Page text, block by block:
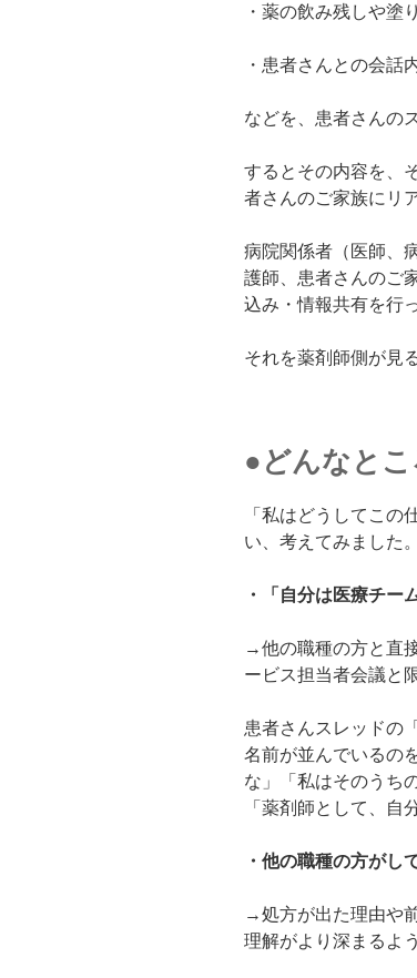
・薬の飲み残しや塗
・患者さんとの会話
などを、患者さんの
するとその内容を、
者さんのご家族にリ
病院関係者（医師、
護師、患者さんのご
込み・情報共有を行
それを薬剤師側が見
●どんなと
「私はどうしてこの
い、考えてみました。
・「自分は医療チー
→他の職種の方と直
ービス担当者会議と
患者さんスレッドの
名前が並んでいるの
な」「私はそのうち
「薬剤師として、自
・他の職種の方がし
→処方が出た理由や
理解がより深まるよ